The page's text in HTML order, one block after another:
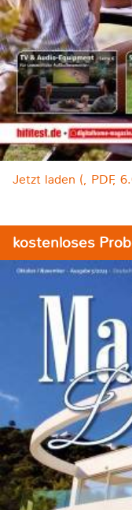
Jetzt laden (, PDF,
kostenloses